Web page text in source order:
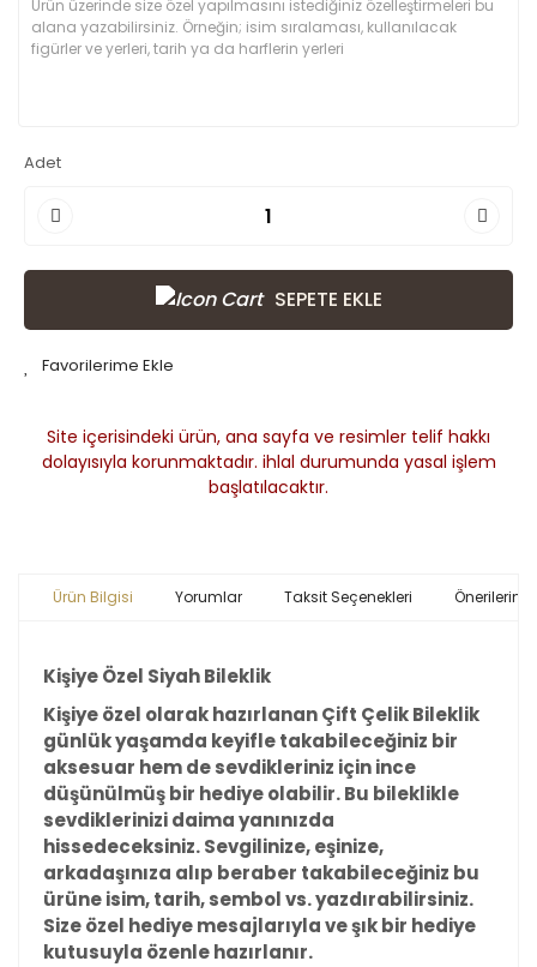
Adet
SEPETE EKLE
Site içerisindeki ürün, ana sayfa ve resimler telif hakkı
dolayısıyla korunmaktadır. ihlal durumunda yasal işlem
başlatılacaktır.
Ürün Bilgisi Yorumlar Taksit Seçenekleri Önerileriniz
Kişiye Özel Siyah Bileklik
Kişiye özel olarak hazırlanan Çift Çelik Bileklik
günlük yaşamda keyifle takabileceğiniz bir
aksesuar hem de sevdikleriniz için ince
düşünülmüş bir hediye olabilir. Bu bileklikle
sevdiklerinizi daima yanınızda
hissedeceksiniz. Sevgilinize, eşinize,
arkadaşınıza alıp beraber takabileceğiniz bu
ürüne isim, tarih, sembol vs. yazdırabilirsiniz.
Size özel hediye mesajlarıyla ve şık bir hediye
kutusuyla özenle hazırlanır.